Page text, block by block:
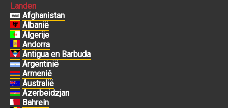
Landen
Afghanistan
Albanië
Algerije
Andorra
Antigua en Barbuda
Argentinië
Armeniê
Australië
Azerbeidzjan
Bahrein